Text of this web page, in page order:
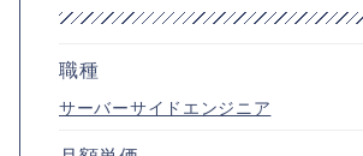
職種
サーバーサイドエンジニア